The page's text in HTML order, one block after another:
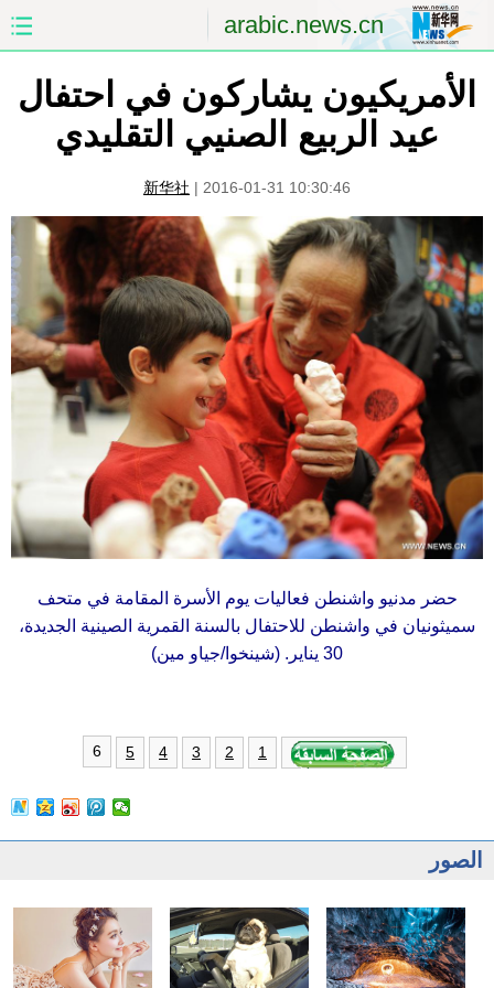
arabic.news.cn
الصفحة الأولى
الشرق الأوسط العالم
الاقتصاد
العلوم والصحة الثقافة والتعليم
الرياضة السياحة والبيئة
مؤتمر صحفى للخارجية الصور
الأمريكيون يشاركون في احتفال
عيد الربيع الصنيي التقليدي
新华社 | 2016-01-31 10:30:46
حضر مدنيو واشنطن فعاليات يوم الأسرة المقامة في متحف
سميثونيان في واشنطن للاحتفال بالسنة القمرية الصينية الجديدة،
30 يناير. (شينخوا/جياو مين)
1
2
3
4
5
6
الصور